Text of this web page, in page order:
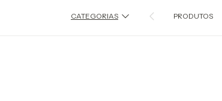
CATEGORIAS PRODUTOS